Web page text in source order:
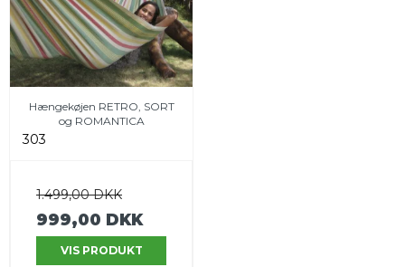
Hængekøjen RETRO, SORT
og ROMANTICA
303
1.499,00 DKK
999,00 DKK
VIS PRODUKT